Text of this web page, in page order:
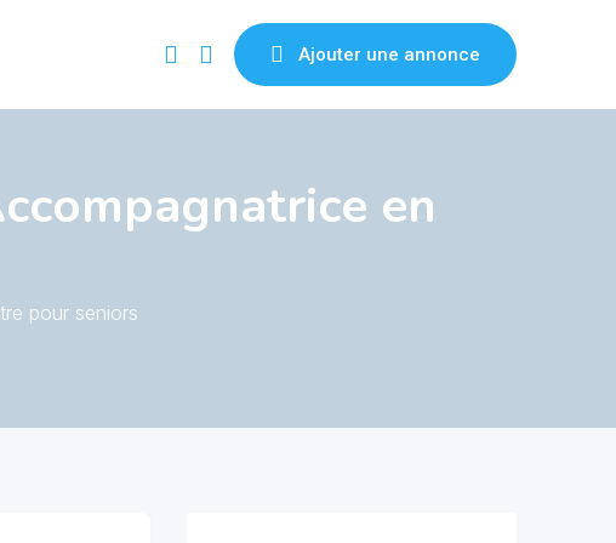
Ajouter une annonce
en
pour seniors